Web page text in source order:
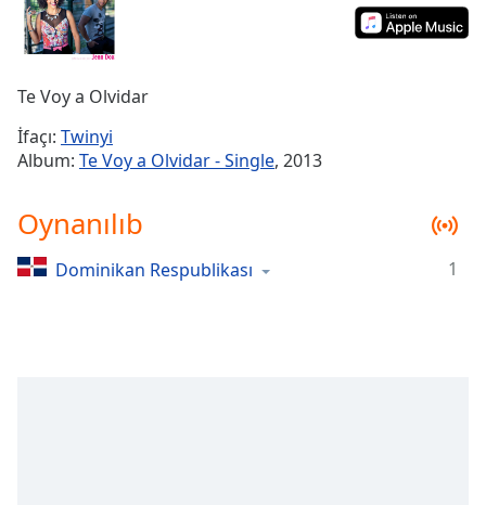
Duration-:-
Loaded:
Stream
TypeLIVE
Seek to
live,
liveLIVE
Remaining
Time-
Te Voy a Olvidar
İfaçı: Twinyi
Album: Te Voy a Olvidar - Single, 2013
Oynanılıb
Dominikan Respublikası 1